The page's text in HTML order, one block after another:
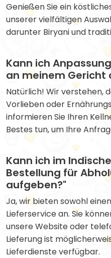
Genießen Sie ein
unserer vielfältigen
darunter Biryani und
Kann ich
an meinem Gericht
Natürlich! Wir verstehen,
Vorlieben oder
informieren Sie Ihren
Bestes tun, um Ihre
Kann ich im
Bestellung für
aufgeben?"
Ja, wir bieten sowohl
Lieferservice an. Sie
unsere Website oder
Lieferung ist
Lieferdienste verfügbar.